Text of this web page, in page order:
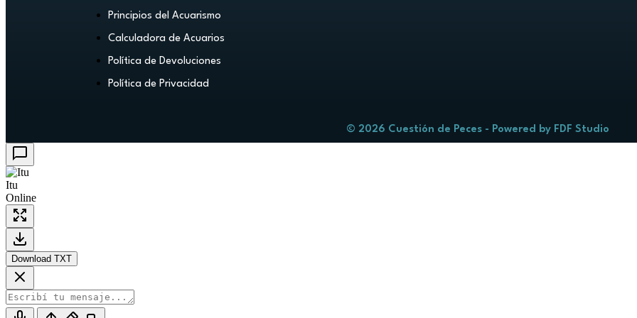
Principios del Acuarismo
Calculadora de Acuarios
Política de Devoluciones
Política de Privacidad
© 2026 Cuestión de Peces - Powered by FDF Studio
Itu
Online
Download TXT